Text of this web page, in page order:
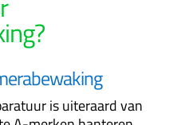
is uiteraard van